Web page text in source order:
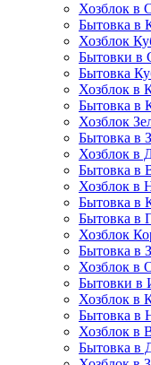
Хозблок в
Бытовка в
Хозблок
Бытовки в
Бытовка
Хозблок в
Бытовка в
Хозблок
Бытовка в
Хозблок в
Бытовка в
Хозблок в
Бытовка в
Бытовкa в
Хозблок
Бытовка в
Хозблок в
Бытовки в
Хозблок в
Бытовка в
Хозблок в
Бытовкa в